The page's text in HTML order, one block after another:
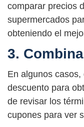
comparar precios
supermercados
obteniendo el
3.
En algunos
descuento para
de revisar los
cupones para ver